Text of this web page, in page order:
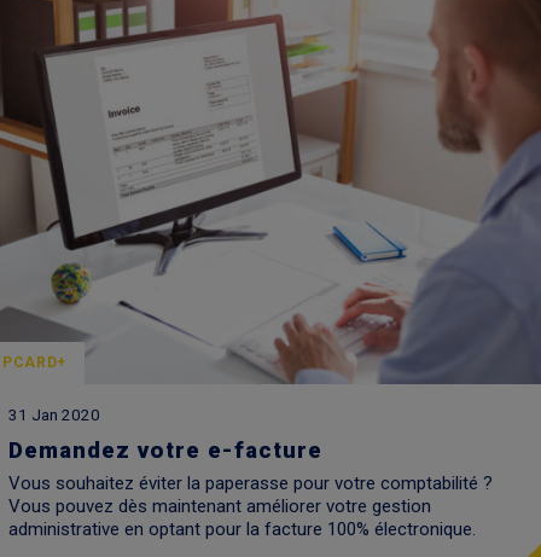
PCARD+
31 Jan 2020
Demandez votre e-facture
Vous souhaitez éviter la paperasse pour votre comptabilité ?
Vous pouvez dès maintenant améliorer votre gestion
administrative en optant pour la facture 100% électronique.